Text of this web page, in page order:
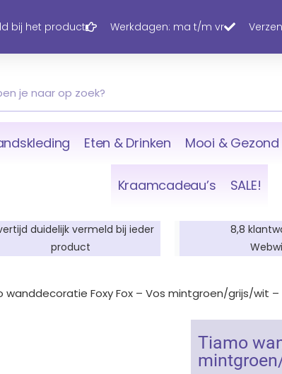
bij het product Werkdagen: ma t/m vr
Eten & Drinken Mooi & Gezond
Kraamcadeau’s SALE!
duidelijk vermeld bij ieder
product
8,8
wanddecoratie Foxy Fox – Vos mintgroen/grijs/wit –
Tiamo